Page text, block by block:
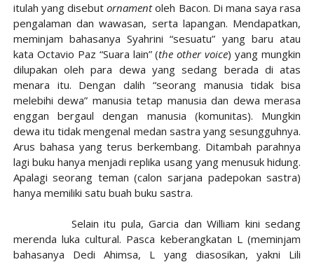
itulah yang disebutornamentoleh Bacon. Di mana saya rasa
pengalaman dan wawasan, serta lapangan. Mendapatkan,
meminjam bahasanya Syahrini “sesuatu” yang baru atau
kata Octavio Paz “Suara lain” (the other voice) yang mungkin
dilupakan oleh para dewa yang sedang berada di atas
menara itu. Dengan dalih “seorang manusia tidak bisa
melebihi dewa” manusia tetap manusia dan dewa merasa
enggan bergaul dengan manusia (komunitas). Mungkin
dewa itu tidak mengenal medan sastra yang sesungguhnya.
Arus bahasa yang terus berkembang. Ditambah parahnya
lagi buku hanya menjadi replika usang yang menusuk hidung.
Apalagi seorang teman (calon sarjana padepokan sastra)
hanya memiliki satu buah buku sastra.
Selain itu pula, Garcia dan William kini sedang
merenda luka cultural. Pasca keberangkatan L (meminjam
bahasanya Dedi Ahimsa, L yang diasosikan, yakni Lili